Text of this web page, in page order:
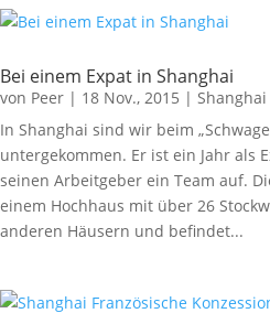
Bei einem Expat in Shanghai
von Peer | 18 Nov., 2015 | Shanghai
In Shanghai sind wir beim
untergekommen. Er ist ein Jahr als
seinen Arbeitgeber ein Team auf.
einem Hochhaus mit über 26
anderen Häusern und befindet...